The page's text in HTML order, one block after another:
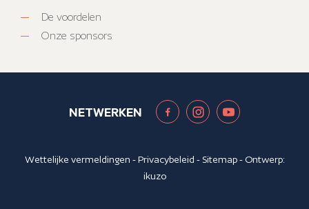
De voordelen
Onze sponsors
NETWERKEN
Wettelijke vermeldingen -Privacybeleid - Sitemap- Ontwerp:
ikuzo